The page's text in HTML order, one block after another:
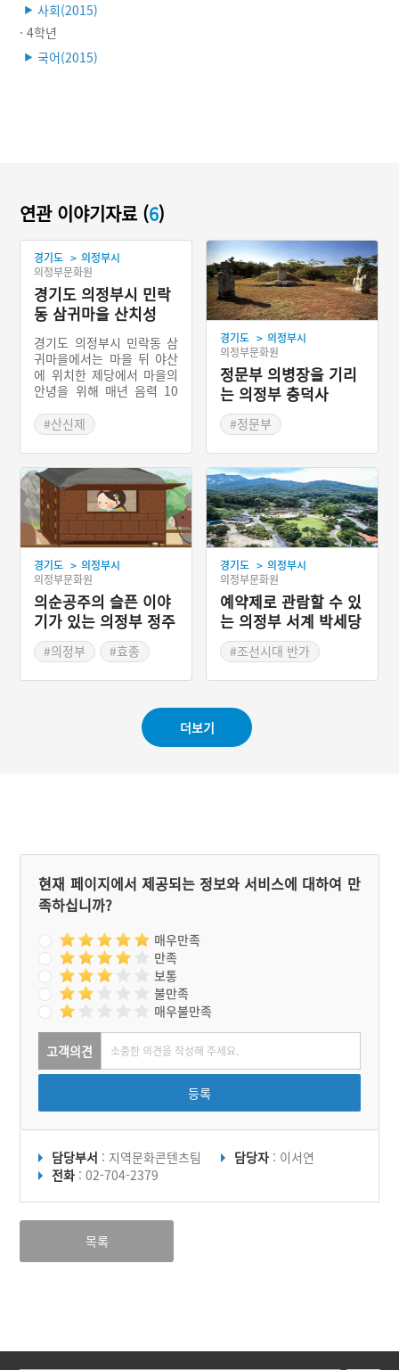
▶ 사회(2015)
· 4학년
▶ 국어(2015)
연관 이야기자료 (6)
경기도 > 의정부시
의정부문화원
경기도 의정부시 민락
동 삼귀마을 산치성
경기도 의정부시 민락동 삼
귀마을에서는 마을 뒤 야산
에 위치한 제당에서 마을의
안녕을 위해 매년 음력 10
를 지내는데, 이것을 산치성
이라고 한다. 삼귀마을의 제
당은 마을에서 15분 정도
올라가면 있는데, 오리나무
가 신목이다. 원래 신목은
소나무였는데 죽고 현재는
오리나무를 신목으로 삼고
있다.
#산신제
#의정부 마을신앙
경기도 > 의정부시
의정부문화원
정문부 의병장을 기리
는 의정부 충덕사
#정문부
#부조전
#진주 충의사
경기도 > 의정부시
의정부문화원
의순공주의 슬픈 이야
기가 있는 의정부 정주
당놀이
#의정부
#효종
경기도 > 의정부시
의정부문화원
예약제로 관람할 수 있
는 의정부 서계 박세당
사랑채
#조선시대 반가
더보기
현재 페이지에서 제공되는 정보와 서비스에 대하여 만
족하십니까?
매우만족
만족
보통
불만족
매우불만족
고객의견
등록
담당부서 : 지역문화콘텐츠팀 담당자 : 이서연
전화 : 02-704-2379
목록